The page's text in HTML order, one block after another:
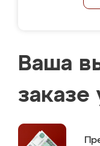
Ваша
заказе